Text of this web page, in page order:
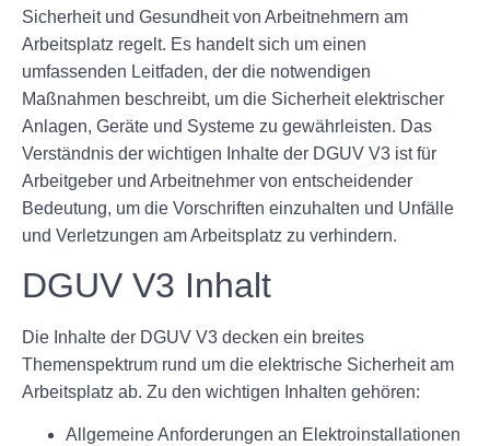
Sicherheit und Gesundheit von Arbeitnehmern am
Arbeitsplatz regelt. Es handelt sich um einen
umfassenden Leitfaden, der die notwendigen
Maßnahmen beschreibt, um die Sicherheit elektrischer
Anlagen, Geräte und Systeme zu gewährleisten. Das
Verständnis der wichtigen Inhalte der DGUV V3 ist für
Arbeitgeber und Arbeitnehmer von entscheidender
Bedeutung, um die Vorschriften einzuhalten und Unfälle
und Verletzungen am Arbeitsplatz zu verhindern.
DGUV V3 Inhalt
Die Inhalte der DGUV V3 decken ein breites
Themenspektrum rund um die elektrische Sicherheit am
Arbeitsplatz ab. Zu den wichtigen Inhalten gehören:
Allgemeine Anforderungen an Elektroinstallationen